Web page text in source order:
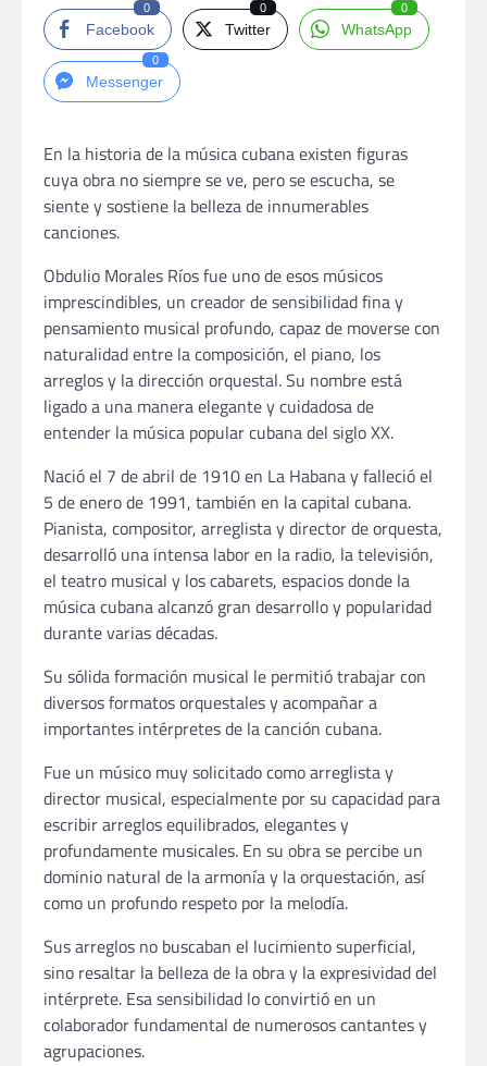
Facebook
0
Twitter
0
WhatsApp
0
Messenger
0
En la historia de la música cubana existen figuras
cuya obra no siempre se ve, pero se escucha, se
siente y sostiene la belleza de innumerables
canciones.
Obdulio Morales Ríos fue uno de esos músicos
imprescindibles, un creador de sensibilidad fina y
pensamiento musical profundo, capaz de moverse con
naturalidad entre la composición, el piano, los
arreglos y la dirección orquestal. Su nombre está
ligado a una manera elegante y cuidadosa de
entender la música popular cubana del siglo XX.
Nació el 7 de abril de 1910 en La Habana y falleció el
5 de enero de 1991, también en la capital cubana.
Pianista, compositor, arreglista y director de orquesta,
desarrolló una intensa labor en la radio, la televisión,
el teatro musical y los cabarets, espacios donde la
música cubana alcanzó gran desarrollo y popularidad
durante varias décadas.
Su sólida formación musical le permitió trabajar con
diversos formatos orquestales y acompañar a
importantes intérpretes de la canción cubana.
Fue un músico muy solicitado como arreglista y
director musical, especialmente por su capacidad para
escribir arreglos equilibrados, elegantes y
profundamente musicales. En su obra se percibe un
dominio natural de la armonía y la orquestación, así
como un profundo respeto por la melodía.
Sus arreglos no buscaban el lucimiento superficial,
sino resaltar la belleza de la obra y la expresividad del
intérprete. Esa sensibilidad lo convirtió en un
colaborador fundamental de numerosos cantantes y
agrupaciones.